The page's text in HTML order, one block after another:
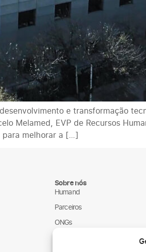
e transformação
Melamed, EVP de Recursos
para melhorar a […]
Sobre nós
Humand
Parceiros
ONGs